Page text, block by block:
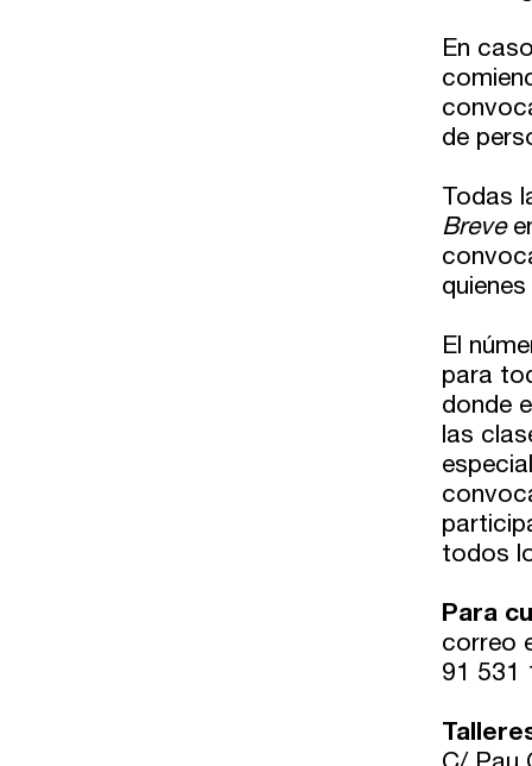
En
de
Todas
Breve
El
para
donde
las
todos
Para
correo
91 531